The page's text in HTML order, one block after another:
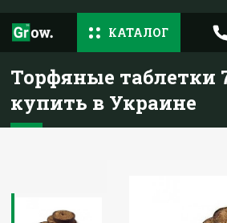
КАТАЛОГ
Торфяные таблетки
купить в Украине